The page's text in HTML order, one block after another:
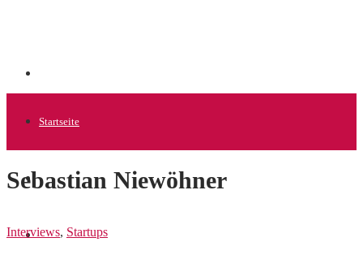
Startseite
Allgemein
Startups
Sebastian Niewöhner
Interviews, Startups